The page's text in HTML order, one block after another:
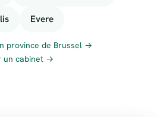
Evere
province de Brussel →
un cabinet →